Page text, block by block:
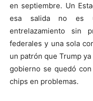
en septiembre. Un
esa salida no es
entrelazamiento sin
federales y una sola
un patrón que Trump
gobierno se quedó
chips en problemas.